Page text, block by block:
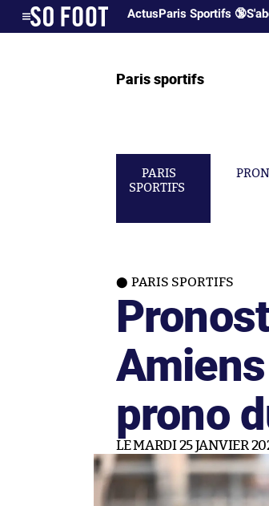
ActusParis Sportifs 🔞
Paris sportifs
PARIS
SPORTIFS
PARIS SPORTIFS
prono
LE MARDI 25 JANVIER